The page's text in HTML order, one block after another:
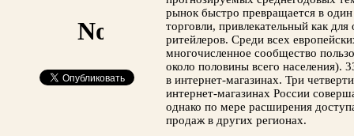
рынок быстро превращается в
торговли, привлекательный как
ритейлеров. Среди всех
многочисленное сообщество
около половины всего населения).
в интернет-магазинах. Три
интернет-магазинах России
однако по мере расширения
продаж в других регионах.